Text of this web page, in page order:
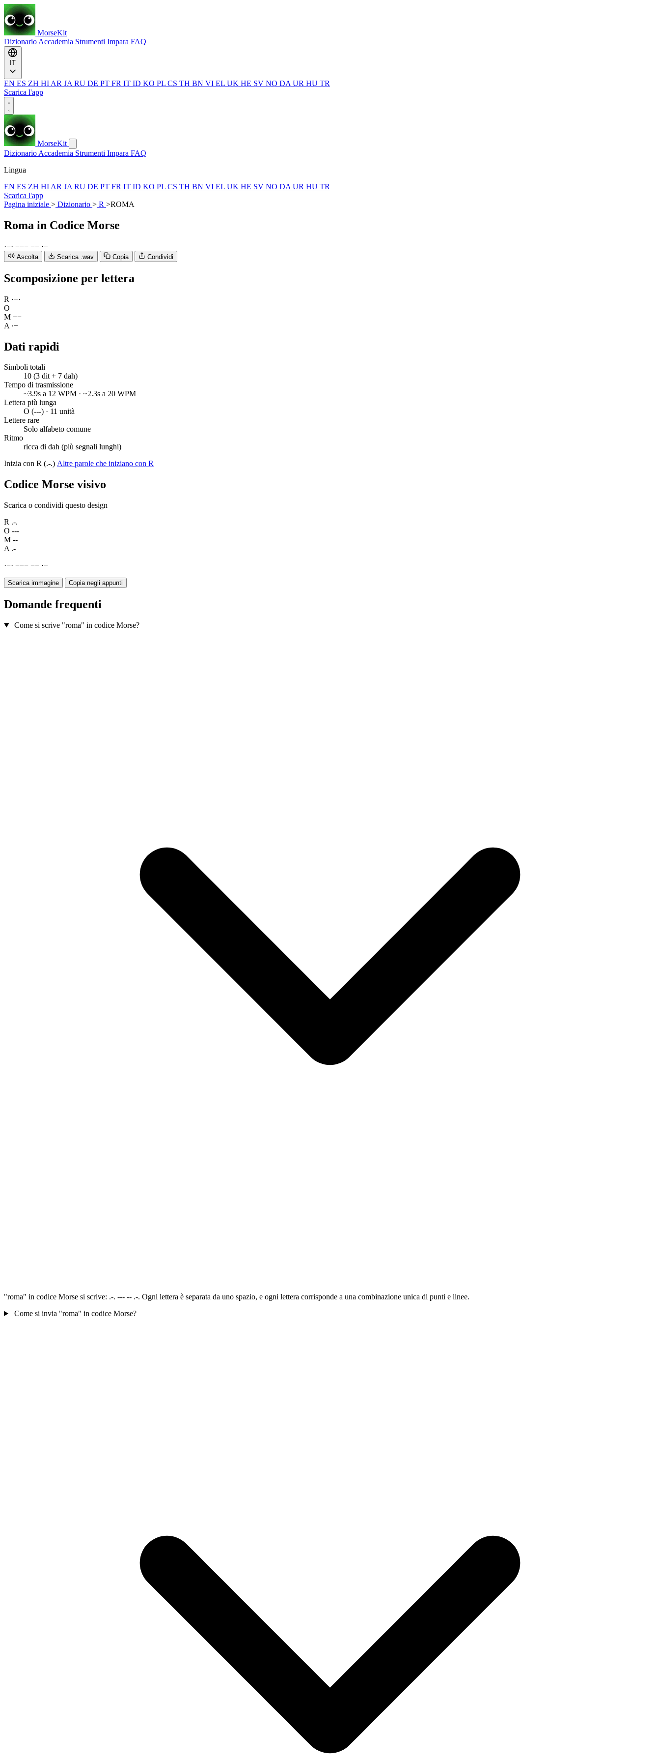
MorseKit
Dizionario Accademia Strumenti Impara FAQ
EN ES ZH HI AR JA RU DE PT FR IT ID KO PL CS TH BN VI EL UK HE SV NO DA UR HU TR
Scarica l'app
MorseKit
Dizionario Accademia Strumenti Impara FAQ
Lingua
EN ES ZH HI AR JA RU DE PT FR IT ID KO PL CS TH BN VI EL UK HE SV NO DA UR HU TR
Scarica l'app
Pagina iniziale > Dizionario > R >ROMA
Roma in Codice Morse
·−· −−− −− ·−
Ascolta Scarica .wav Copia Condividi
Scomposizione per lettera
R ·−·
O −−−
M −−
A ·−
Dati rapidi
Simboli totali
10 (3 dit + 7 dah)
Tempo di trasmissione
~3.9s a 12 WPM · ~2.3s a 20 WPM
Lettera più lunga
O (---) · 11 unità
Lettere rare
Solo alfabeto comune
Ritmo
ricca di dah (più segnali lunghi)
Inizia con R (.-.) Altre parole che iniziano con R
Codice Morse visivo
Scarica o condividi questo design
R .-.
O ---
M --
A .-
·−· −−− −− ·−
Scarica immagine Copia negli appunti
Domande frequenti
Come si scrive "roma" in codice Morse?
"roma" in codice Morse si scrive: .-. --- -- .-. Ogni lettera è separata da uno spazio, e ogni lettera corrisponde a una combinazione unica di punti e linee.
Come si invia "roma" in codice Morse?